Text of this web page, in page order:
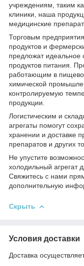
учреждениям, таким
клиники, наша
медицинские
Торговым
продуктов и
предложат
продуктов питания.
работающим в
химической
контролируемую
продукции.
Логистическим и
агрегаты помогут
хранении и доставке
препаратов и других
Не упустите
холодильный агрегат
Свяжитесь с нами
дополнительную
Скрыть
Условия доставки
Доставка